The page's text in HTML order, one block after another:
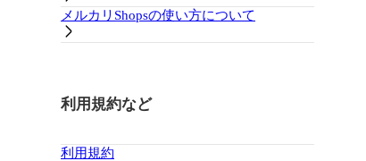
メルカリShopsの使い方について
利用規約など
利用規約